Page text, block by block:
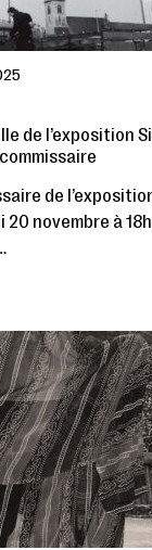
de l’exposition
de
20 novembre à